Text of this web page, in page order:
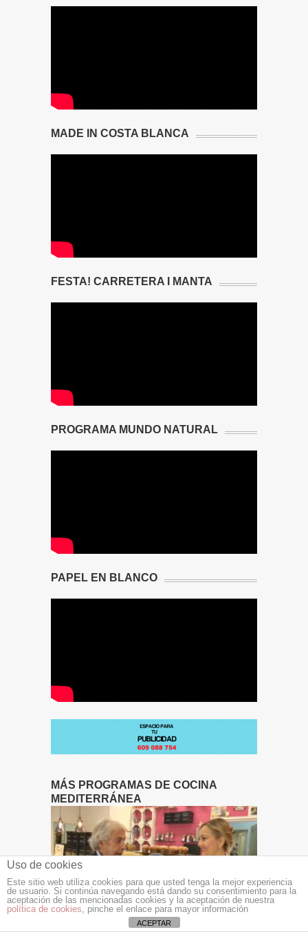
MADE IN COSTA BLANCA
FESTA! CARRETERA I MANTA
PROGRAMA MUNDO NATURAL
PAPEL EN BLANCO
MÁS PROGRAMAS DE COCINA
MEDITERRÁNEA
Uso de cookies
Este sitio web utiliza cookies para que usted tenga la mejor experiencia
de usuario. Si continúa navegando está dando su consentimiento para la
aceptación de las mencionadas cookies y la aceptación de nuestra
política de cookies, pinche el enlace para mayor información
ACEPTAR